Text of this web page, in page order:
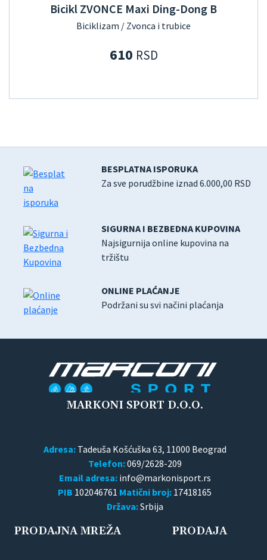
Bicikl ZVONCE Maxi Ding-Dong B
Biciklizam / Zvonca i trubice
610 RSD
BESPLATNA ISPORUKA
Za sve porudžbine iznad 6.000,00 RSD
SIGURNA I BEZBEDNA KUPOVINA
Najsigurnija online kupovina na
tržištu
ONLINE PLAĆANJE
Podržani su svi načini plaćanja
MARKONI SPORT D.O.O.
Adresa:Tadeuša Košćuška 63, 11000 Beograd
Telefon:069/2628-209
Email adresa:
PIB 102046761 Matični broj: 17418165
Država:Srbija
PRODAJNA MREŽA PRODAJA